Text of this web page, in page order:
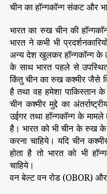
चीन का हॉन्गकॉन्ग संकट और
भारत का रुख चीन की
भारत ने कभी भी
अन्य देश खुलकर हॉन्गकॉन्ग के
के साथ भारत पहले से उपस्थित
किंतु चीन का रुख कश्मीर जैसे
है तथा वह हमेशा पाकिस्तान
चीन कश्मीर मुद्दे का
उईगर तथा हॉन्गकॉन्ग के
है। भारत को भी चीन के रुख के
करना चाहिये। यदि चीन
होता है तो भारत को भी
चाहिये।
वन बेल्ट वन रोड (OBOR)